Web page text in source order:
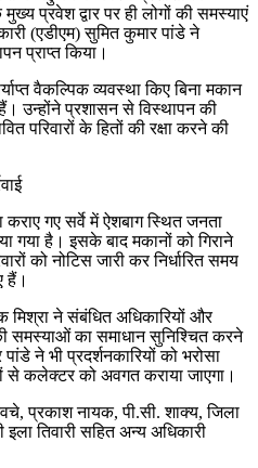
प्रवेश द्वार पर ही लोगों की समस्याएं
(एडीएम) सुमित कुमार पांडे ने
प्राप्त किया।
वैकल्पिक व्यवस्था किए बिना मकान
उन्होंने प्रशासन से विस्थापन की
परिवारों के हितों की रक्षा करने की
कराए गए सर्वे में ऐशबाग स्थित जनता
गया है। इसके बाद मकानों को गिराने
को नोटिस जारी कर निर्धारित समय
हैं।
ने संबंधित अधिकारियों और
की समस्याओं का समाधान सुनिश्चित करने
ने भी प्रदर्शनकारियों को भरोसा
से कलेक्टर को अवगत कराया जाएगा।
प्रकाश नायक, पी.सी. शाक्य, जिला
तिवारी सहित अन्य अधिकारी